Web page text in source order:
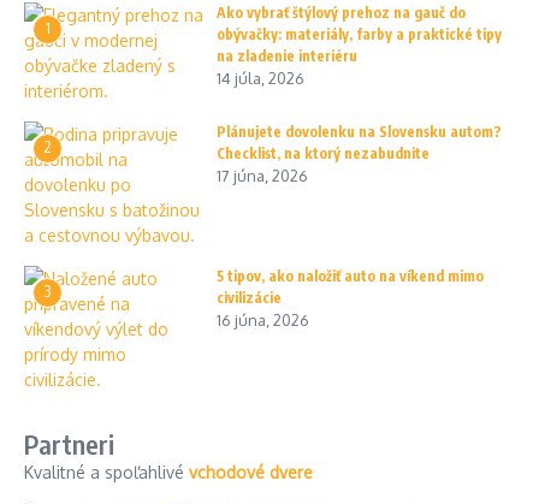
1
Ako vybrať štýlový prehoz na gauč do
obývačky: materiály, farby a praktické tipy
na zladenie interiéru
14 júla, 2026
2
Plánujete dovolenku na Slovensku autom?
Checklist, na ktorý nezabudnite
17 júna, 2026
3
5 tipov, ako naložiť auto na víkend mimo
civilizácie
16 júna, 2026
Partneri
Kvalitné a spoľahlivé vchodové dvere